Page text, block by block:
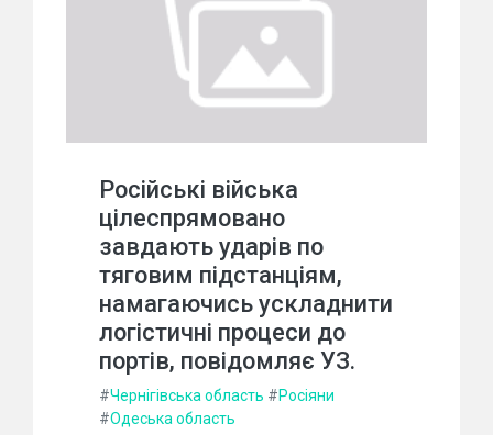
Російські війська
цілеспрямовано
завдають ударів по
тяговим підстанціям,
намагаючись ускладнити
логістичні процеси до
портів, повідомляє УЗ.
#Чернігівська область #Росіяни
#Одеська область